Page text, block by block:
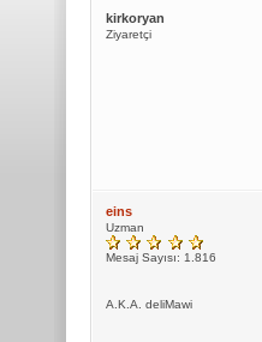
kirkoryan
Ziyaretçi
eins
Uzman
Mesaj Sayısı: 1.816
A.K.A. deliMawi